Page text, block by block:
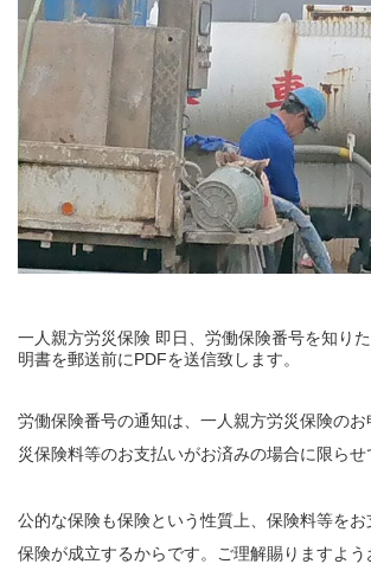
一人親方労災保険 即日、労働保険番号を知り
明書を郵送前にPDFを送信致します。
労働保険番号の通知は、一人親方労災保険の
災保険料等のお支払いがお済みの場合に限らせ
公的な保険も保険という性質上、保険料等を
保険が成立するからです。ご理解賜りますよう